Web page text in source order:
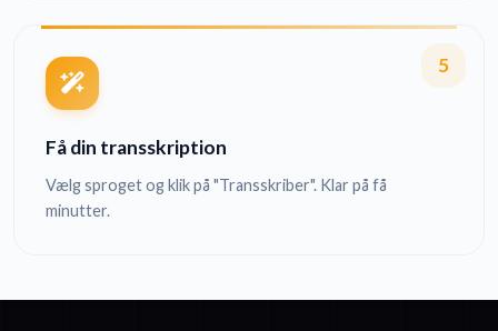
5
Få din transskription
Vælg sproget og klik på "Transskriber". Klar på få
minutter.